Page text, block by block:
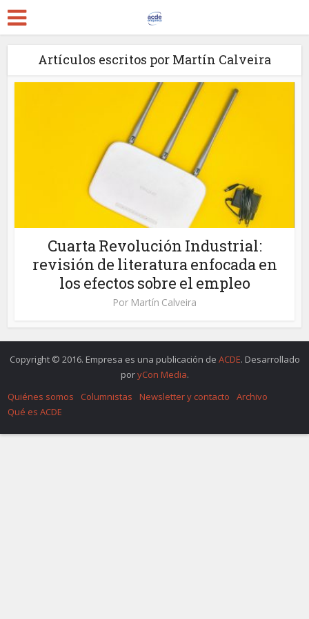
Artículos escritos por Martín Calveira
Cuarta Revolución Industrial:
revisión de literatura enfocada en
los efectos sobre el empleo
Por Martín Calveira
Copyright © 2016. Empresa es una publicación de ACDE. Desarrollado
poryCon Media.
Quiénes somos
Columnistas Newsletter y contacto
Archivo
Qué es ACDE